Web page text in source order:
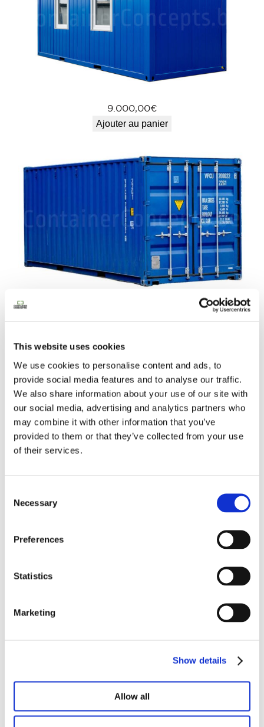
This website uses cookies
We use cookies to personalise content and ads, to
provide social media features and to analyse our traffic.
We also share information about your use of our site with
our social media, advertising and analytics partners who
may combine it with other information that you’ve
provided to them or that they’ve collected from your use
of their services.
Selection
Necessary
Preferences
Statistics
Marketing
Show details
Allow all
9.000,00€
Ajouter au panier
2.750,00€